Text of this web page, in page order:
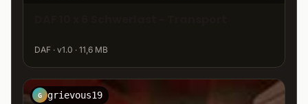
DAF · v1.0 · 11,6 MB
G grievous19